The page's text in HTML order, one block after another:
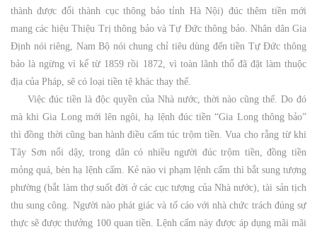
thành được đổi thành cục thông bảo tỉnh Hà Nội) đúc thêm tiền mới
mang các hiệu Thiệu Trị thông bảo và Tự Đức thông bảo. Nhân dân Gia
Định nói riêng, Nam Bộ nói chung chỉ tiêu dùng đến tiền Tự Đức thông
bảo là ngừng vì kể từ 1859 rồi 1872, vì toàn lãnh thổ đã đặt làm thuộc
địa của Pháp, sẽ có loại tiền tệ khác thay thế.
Việc đúc tiền là độc quyền của Nhà nước, thời nào cũng thế. Do đó
mà khi Gia Long mới lên ngôi, hạ lệnh đúc tiền “Gia Long thông bảo”
thì đồng thời cũng ban hành điều cấm túc trộm tiền. Vua cho rằng từ khi
Tây Sơn nổi dậy, trong dân có nhiều người đúc trộm tiền, đồng tiền
mỏng quá, bèn hạ lệnh cấm. Kẻ nào vi phạm lệnh cấm thì bắt sung tượng
phường (bắt làm thợ suốt đời ở các cục tượng của Nhà nước), tài sản tịch
thu sung công. Người nào phát giác và tố cáo với nhà chức trách đúng sự
thực sẽ được thưởng 100 quan tiền. Lệnh cấm này được áp dụng mãi mãi